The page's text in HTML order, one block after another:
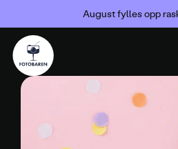
August fylles opp